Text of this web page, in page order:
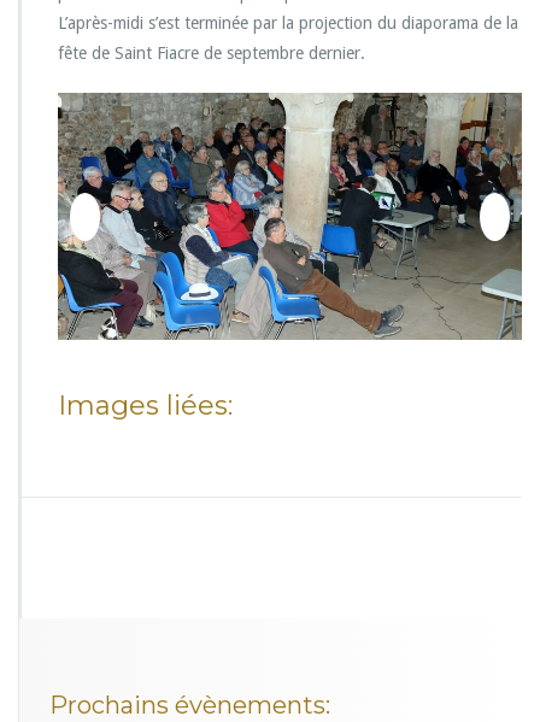
L’après-midi s’est terminée par la projection du diaporama de la
fête de Saint Fiacre de septembre dernier.
Images liées:
Prochains évènements: